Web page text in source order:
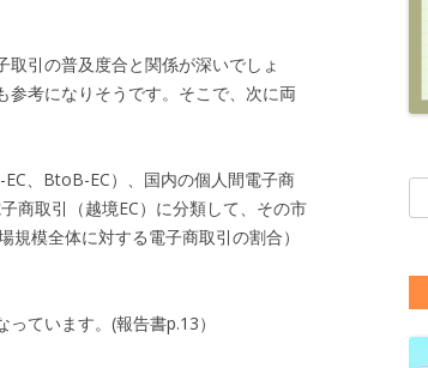
引の普及度合と関係が深いでしょ
参考になりそうです。そこで、次に両
、BtoB-EC）、国内の個人間電子商
商取引（越境EC）に分類して、その市
模全体に対する電子商取引の割合）
ています。(報告書p.13）